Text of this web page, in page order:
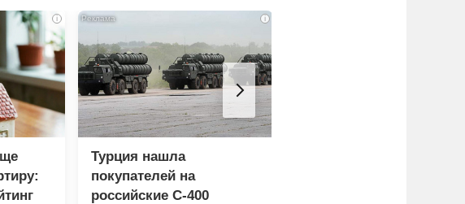
i i
Турция нашла
покупателей на
российские C-400